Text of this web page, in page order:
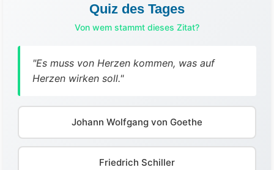
Quiz des Tages
Von wem stammt dieses Zitat?
"Es muss von Herzen kommen, was auf
Herzen wirken soll."
Johann Wolfgang von Goethe
Friedrich Schiller